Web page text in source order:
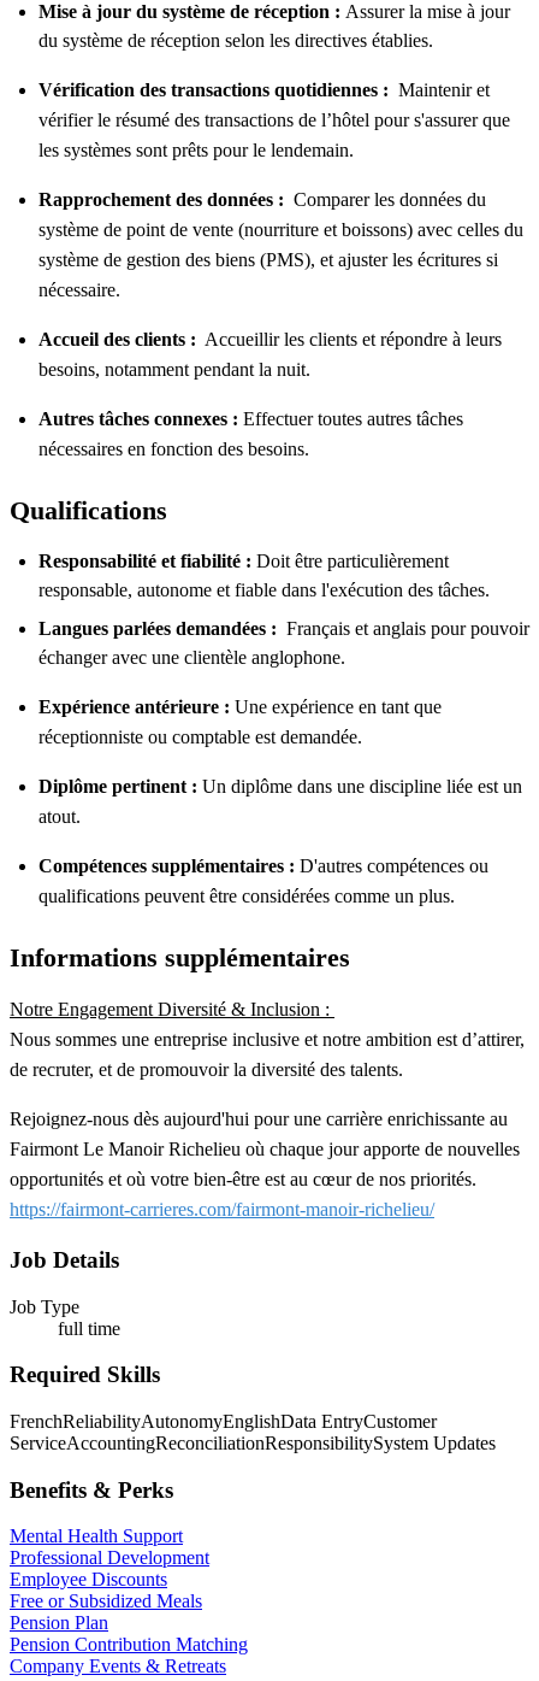
Mise à jour du système de réception : Assurer la mise à jour
du système de réception selon les directives établies.
Vérification des transactions quotidiennes : Maintenir et
vérifier le résumé des transactions de l’hôtel pour s'assurer que
les systèmes sont prêts pour le lendemain.
Rapprochement des données : Comparer les données du
système de point de vente (nourriture et boissons) avec celles du
système de gestion des biens (PMS), et ajuster les écritures si
nécessaire.
Accueil des clients : Accueillir les clients et répondre à leurs
besoins, notamment pendant la nuit.
Autres tâches connexes : Effectuer toutes autres tâches
nécessaires en fonction des besoins.
Qualifications
Responsabilité et fiabilité : Doit être particulièrement
responsable, autonome et fiable dans l'exécution des tâches.
Langues parlées demandées : Français et anglais pour pouvoir
échanger avec une clientèle anglophone.
Expérience antérieure : Une expérience en tant que
réceptionniste ou comptable est demandée.
Diplôme pertinent : Un diplôme dans une discipline liée est un
atout.
Compétences supplémentaires : D'autres compétences ou
qualifications peuvent être considérées comme un plus.
Informations supplémentaires
Notre Engagement Diversité & Inclusion :
Nous sommes une entreprise inclusive et notre ambition est d’attirer,
de recruter, et de promouvoir la diversité des talents.
Rejoignez-nous dès aujourd'hui pour une carrière enrichissante au
Fairmont Le Manoir Richelieu où chaque jour apporte de nouvelles
opportunités et où votre bien-être est au cœur de nos priorités.
https://fairmont-carrieres.com/fairmont-manoir-richelieu/
Job Details
Job Type
full time
Required Skills
FrenchReliabilityAutonomyEnglishData EntryCustomer
ServiceAccountingReconciliationResponsibilitySystem Updates
Benefits & Perks
Mental Health Support
Professional Development
Employee Discounts
Free or Subsidized Meals
Pension Plan
Pension Contribution Matching
Company Events & Retreats